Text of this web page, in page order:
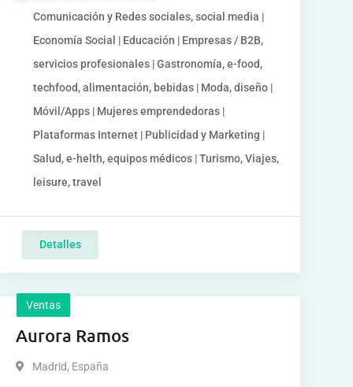
Comunicación y Redes sociales, social media |
Economía Social | Educación | Empresas / B2B,
servicios profesionales | Gastronomía, e-food,
techfood, alimentación, bebidas | Moda, diseño |
Móvil/Apps | Mujeres emprendedoras |
Plataformas Internet | Publicidad y Marketing |
Salud, e-helth, equipos médicos | Turismo, Viajes,
leisure, travel
Detalles
Ventas
Aurora Ramos
Madrid, España